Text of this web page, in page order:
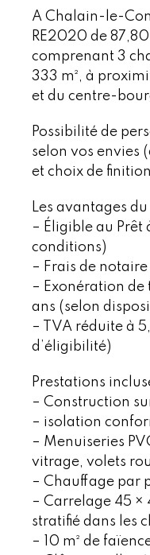
A Chalain-le-
RE2020 de
comprenant 3
333 m², à
et du centre-
Possibilité de
selon vos envies
et choix de
Les avantages du
– Éligible au Prêt
conditions)
– Frais de
– Exonération de
ans (selon
– TVA réduite à
d’éligibilité)
Prestations
– Construction
– isolation
– Menuiseries
vitrage, volets
– Chauffage par
– Carrelage 45 ×
stratifié dans les
– 10 m² de